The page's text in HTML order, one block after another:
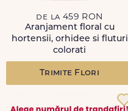
de la 459 RON
Aranjament floral cu
hortensii, orhidee si fluturi
colorati
Trimite Flori